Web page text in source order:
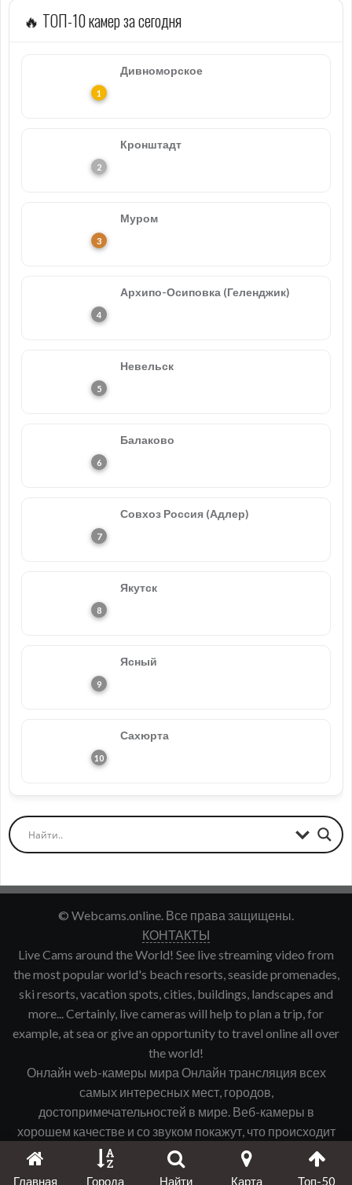
🔥 ТОП-10 камер за сегодня
Дивноморское
Кронштадт
Муром
Архипо-Осиповка (Геленджик)
Невельск
Балаково
Совхоз Россия (Адлер)
Якутск
Ясный
Сахюрта
© Webcams.online. Все права защищены.
КОНТАКТЫ
Live Cams around the World! See live streaming video from
the most popular world's beach resorts, seaside promenades,
ski resorts, vacation spots, cities, buildings, landscapes and
more... Certainly, live cameras will help to plan a trip, for
example, at sea or give an opportunity to travel online all over
the world!
Онлайн web-камеры мира Онлайн трансляция всех
самых интересных мест, городов,
достопримечательностей в мире. Веб-камеры в
хорошем качестве и со звуком покажут, что происходит
именно сейчас в интересующем Вас городе, курорте и
т.д.
Главная Города Найти Карта Топ-50